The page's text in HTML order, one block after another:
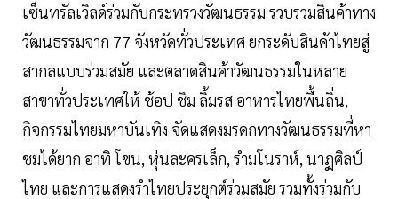
เซ็นทรัลเวิลด์ร่วมกับกระทรวงวัฒนธรรม รวบรวมสินค้าทาง
วัฒนธรรมจาก 77 จังหวัดทั่วประเทศ ยกระดับสินค้าไทยสู่
สากลแบบร่วมสมัย และตลาดสินค้าวัฒนธรรมในหลาย
สาขาทั่วประเทศให้ ช้อป ชิม ลิ้มรส อาหารไทยพื้นถิ่น,
กิจกรรมไทยมหาบันเทิง จัดแสดงมรดกทางวัฒนธรรมที่หา
ชมได้ยาก อาทิ โขน, หุ่นละครเล็ก, รำมโนราห์, นาฏศิลป์
ไทย และการแสดงรำไทยประยุกต์ร่วมสมัย รวมทั้งร่วมกับ